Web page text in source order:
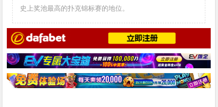
史上奖池最高的扑克锦标赛的地位。